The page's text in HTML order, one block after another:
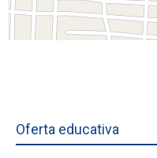
Oferta educativa